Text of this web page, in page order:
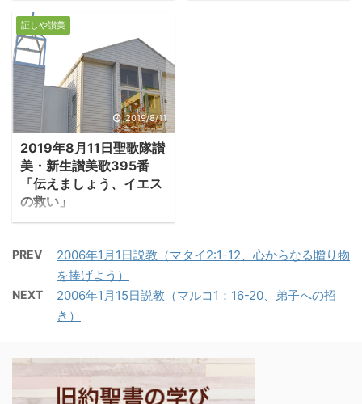
まる。ゼカリヤもほぼ同
じ時期に預言を始めた同
労者である。ゼカリヤの
父イドはゼルバベルや大
祭司ヨシュアと共に帰国
した第一世代であり、ゼ
カリヤはハガイの後輩で
あった。 -ゼカリヤ
1:1「ダレイオスの ...
・詩編139編は、詩人の
敬虔が詩となり、全編に
信仰が溢れています。 －
詩編139：1－6「指揮者
によって。ダビデの詩。
賛歌。主よ、あなたはわ
たしを究め、わたしを知
っておられる。座るのも
立つのも知り、遠くから
わたしの計らいを悟って
おられる。歩くのも伏す
にことごとく通じておら
れる。私の舌がまだひと
言も語らぬさきに、主
よ、あなたはすべてを知
っておられる。前からも
み、御手をわたしの上に
置いていてくださる。そ
キエル書は最後の場面に
33:21-22「我々の捕囚の
『都は陥落した』と。そ
の逃れた者が来る前の
証しや讃美
2019/8/11
2019年8月11日聖歌隊讃
美・新生讃美歌395番
「伝えましょう、イエス
の救い」
PREV
2006年1月1日説教（マタイ2:1-12、心からなる贈り物
を捧げよう）
NEXT
2006年1月15日説教（マルコ1：16-20、弟子への招
き）